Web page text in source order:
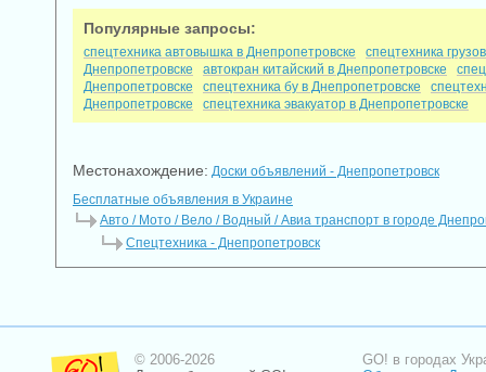
Популярные запросы:
спецтехника автовышка в Днепропетровске
спецтехника
Днепропетровске
автокран китайский в Днепропетровске
Днепропетровске
спецтехника бу в Днепропетровске
Днепропетровске
спецтехника эвакуатор в Днепропетровске
Местонахождение: Доски объявлений - Днепропетровск
Бесплатные объявления в Украине
Авто / Мото / Вело / Водный / Авиа транспорт в городе
Спецтехника - Днепропетровск
© 2006-2026
GO! в городах